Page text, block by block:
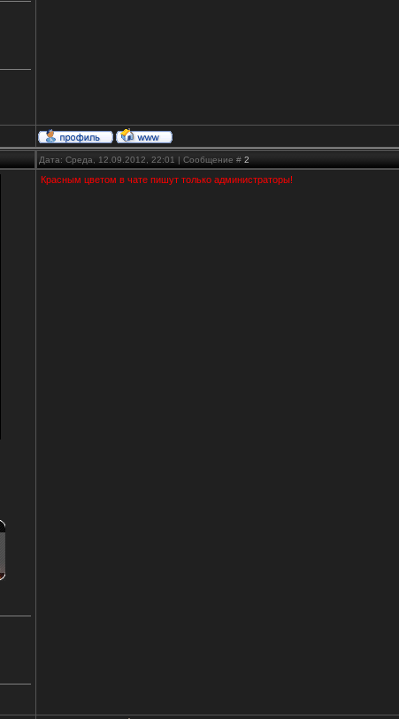
Дата: Среда, 12.09.2012, 22:01 | Сообщение # 2
Красным цветом в чате пишут только администраторы!